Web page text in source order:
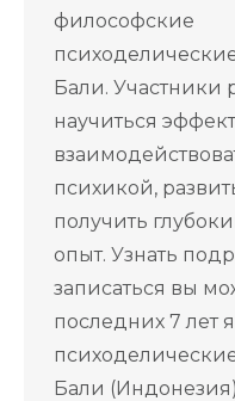
философские
Бали. Участники
научиться
психикой,
получить
опыт. Узнать
записаться вы
последних 7 лет
Бали